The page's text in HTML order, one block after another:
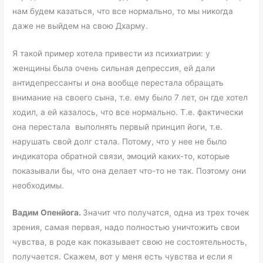
нам будем казаться, что все нормально, то мы никогда
даже не выйдем на свою Дхарму.
Я такой пример хотела привести из психиатрии: у
женщины была очень сильная депрессия, ей дали
антидепрессанты и она вообще перестала обращать
внимание на своего сына, т.е. ему было 7 лет, он где хотел
ходил, а ей казалось, что все нормально. Т.е. фактически
она перестала выполнять первый принцип йоги, т.е.
нарушать свой долг стала. Потому, что у нее не было
индикатора обратной связи, эмоций каких-то, которые
показывали бы, что она делает что-то не так. Поэтому они
необходимы.
Вадим Опенйога. Значит что получатся, одна из трех точек
зрения, самая первая, надо полностью уничтожить свои
чувства, в роде как показывает свою не состоятельность,
получается. Скажем, вот у меня есть чувства и если я